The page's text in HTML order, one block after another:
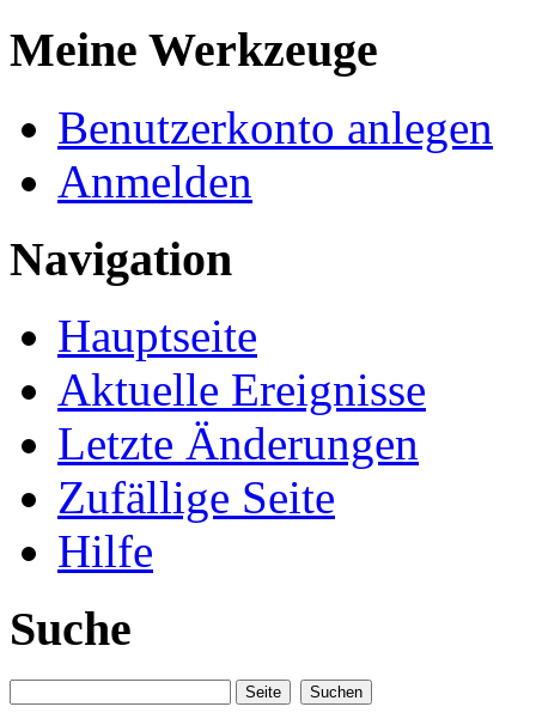
Meine Werkzeuge
Benutzerkonto anlegen
Anmelden
Navigation
Hauptseite
Aktuelle Ereignisse
Letzte Änderungen
Zufällige Seite
Hilfe
Suche